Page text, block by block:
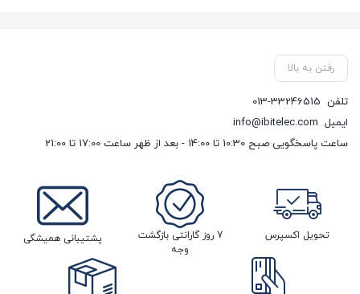
رفتن به بالا
تلفن 013-33246515
ایمیل info@ibitelec.com
ساعت پاسخگویی صبح 10:30 تا 14:00 - بعد از ظهر ساعت 17:00 تا 21:00
تحویل اکسپرس
7 روز گارانتی بازگشت
وجه
پشتیبانی همیشگی